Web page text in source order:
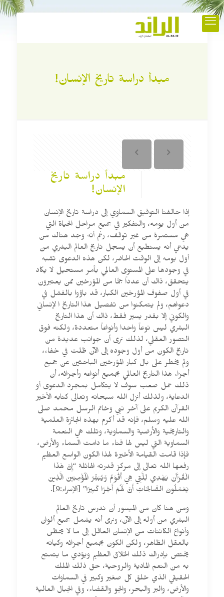
مبدأ دراسة تاريخ الإنسان!
مبدأ دراسة تاريخ
الإنسان!
إذا حالفنا التوفيق السماوي إلى دراسة تاريخ الإنسان
من أول يومه، والتفكير في جميع مراحل الحياة التي
هي مستمرة من غير توقف، رغم أنه وجد هناك من
يدعي أنه يستطيع أن يسجل تاريخ العالم البشري من
أول يومه إلى الوقت الحاضر، لكن هذه الدعوى تشبه
في وجودها على المستوى العالمي بأمر مستحيل لا يكاد
يتحقق، ذاك أن عدداً جمًّا من المؤرخين ممن يعتبرون
في أول صفوف المؤرخين الكبار، قد باؤوا بالفشل في
دعواهم، ولم يتمكنوا من تفصيل هذا التاريخ ا لإنساني
والكوني إلا بقدر يسير فقط، ذاك أن هذا التاريخ
البشري ليس نوعاً واحدا وأنواعاً متعددة، ولكنه فوق
التصور العقلي، لذلك نرى أن جوانب عديدة من
تاريخ الكون من أول وجوده إلى الآن ظلت في خفاء،
ولم يخطر على بال كبار المؤرخين الباحثين عن جميع
أجزاء هذا التاريخ العالمي بجميع أنواعه وأجزائه، أن
ذلك عمل صعب سوف لا يتكامل بمجرد الدعوى أو
الدعاية، ولذلك أنزل الله سبحانه وتعالى كتابه الأخير
القرآن الكريم على آخر نبي وخاتم الرسل محمد صلى
الله عليه وسلم، فإنه قد أكرم بهذه الجائزة العلمية
والتاريخية والأرضية والسماوية، وتلك هي النعمة
السماوية التي ليس لها فناء ما دامت السماء والأرض،
فإذا قامت القيامة الأخيرة لهذا الكون الواسع العظيم
رفعها الله تعالى إلى مركز قدرته الهائلة “إِنَّ هَذَا
الْقُرْآَنَ يَهْدِي لِلَّتِي هِيَ أَقْوَمُ وَيُبَشِّرُ الْمُؤْمِنِينَ الَّذِينَ
يَعْمَلُونَ الصَّالِحَاتِ أَنَّ لَهُمْ أَجْرًا كَبِيرًا” [الإسراء:9].
ومن هنا كان من الميسور أن ندرس تاريخ العالم
البشري من أوله إلى الآن، ونرى أنه يشمل جميع ألوان
وأنواع الكائنات من الإنسان العاقل إلى ما لا يحظى
بالعقل الظاهر، ولكن الكون بجميع أجزائه وكيانه
يختص بإدراك ذلك الخلاق العظيم ويؤدي ما يتمتع
به من النعم المادية والروحية، حق ذلك الملك
الحقيقي الذي خلق كل صغير وكبير في السماوات
والأرض، والبر والبحر، والجو والقضاء، وفي الجبال العالية